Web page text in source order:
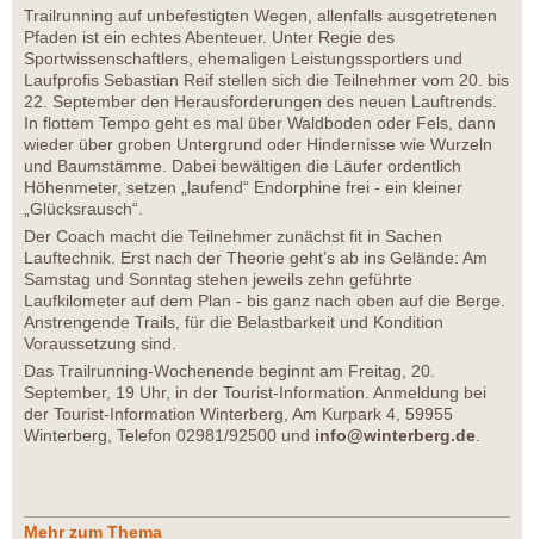
Trailrunning auf unbefestigten Wegen, allenfalls ausgetretenen
Pfaden ist ein echtes Abenteuer. Unter Regie des
Sportwissenschaftlers, ehemaligen Leistungssportlers und
Laufprofis Sebastian Reif stellen sich die Teilnehmer vom 20. bis
22. September den Herausforderungen des neuen Lauftrends.
In flottem Tempo geht es mal über Waldboden oder Fels, dann
wieder über groben Untergrund oder Hindernisse wie Wurzeln
und Baumstämme. Dabei bewältigen die Läufer ordentlich
Höhenmeter, setzen „laufend“ Endorphine frei - ein kleiner
„Glücksrausch“.
Der Coach macht die Teilnehmer zunächst fit in Sachen
Lauftechnik. Erst nach der Theorie geht’s ab ins Gelände: Am
Samstag und Sonntag stehen jeweils zehn geführte
Laufkilometer auf dem Plan - bis ganz nach oben auf die Berge.
Anstrengende Trails, für die Belastbarkeit und Kondition
Voraussetzung sind.
Das Trailrunning-Wochenende beginnt am Freitag, 20.
September, 19 Uhr, in der Tourist-Information. Anmeldung bei
der Tourist-Information Winterberg, Am Kurpark 4, 59955
Winterberg, Telefon 02981/92500 und info@winterberg.de.
Mehr zum Thema